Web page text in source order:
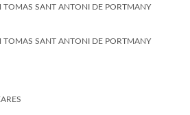
TOMAS SANT ANTONI DE PORTMANY
TOMAS SANT ANTONI DE PORTMANY